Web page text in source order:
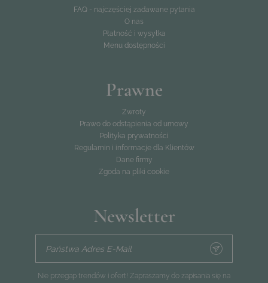
FAQ - najczęściej zadawane pytania
O nas
Płatność i wysyłka
Menu dostępności
Prawne
Zwroty
Prawo do odstąpienia od umowy
Polityka prywatności
Regulamin i informacje dla Klientów
Dane firmy
Zgoda na pliki cookie
Newsletter
Państwa Adres E-Mail
Nie przegap trendów i ofert! Zapraszamy do zapisania się na